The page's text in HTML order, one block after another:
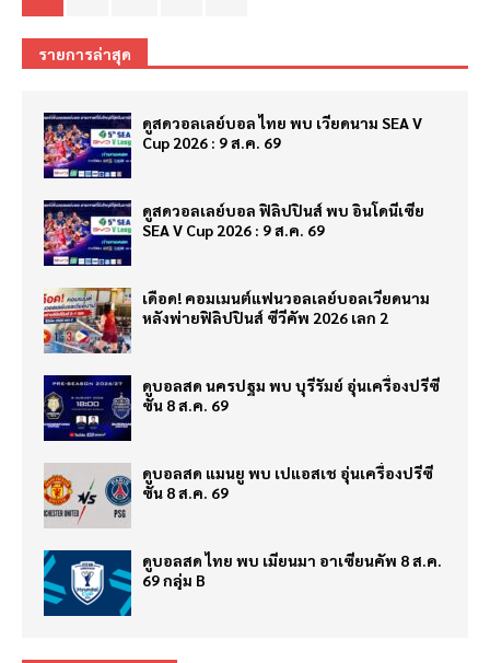
รายการล่าสุด
ดูสดวอลเลย์บอล ไทย พบ เวียดนาม SEA V
Cup 2026 : 9 ส.ค. 69
ดูสดวอลเลย์บอล ฟิลิปปินส์ พบ อินโดนีเซีย
SEA V Cup 2026 : 9 ส.ค. 69
เดือด! คอมเมนต์แฟนวอลเลย์บอลเวียดนาม
หลังพ่ายฟิลิปปินส์ ซีวีคัพ 2026 เลก 2
ดูบอลสด นครปฐม พบ บุรีรัมย์ อุ่นเครื่องปรีซี
ซั่น 8 ส.ค. 69
ดูบอลสด แมนยู พบ เปแอสเช อุ่นเครื่องปรีซี
ซั่น 8 ส.ค. 69
ดูบอลสด ไทย พบ เมียนมา อาเซียนคัพ 8 ส.ค.
69 กลุ่ม B